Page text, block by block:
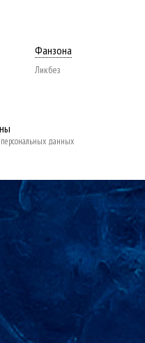
Фанзона
Ликбез
персональных данных